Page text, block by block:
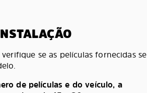
se as películas fornecidas se
de películas e do veículo, a